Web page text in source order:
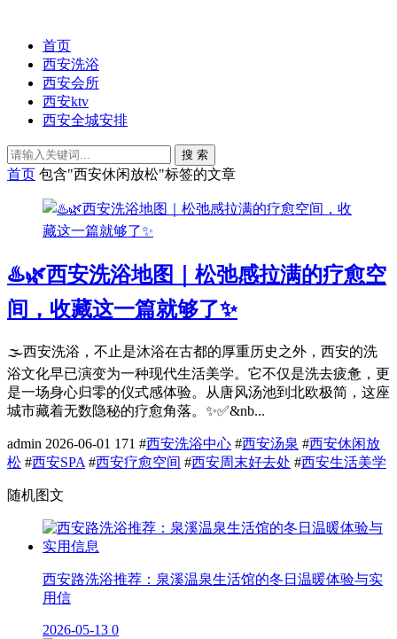
首页
西安洗浴
西安会所
西安ktv
西安全城安排
搜 索
首页 包含"西安休闲放松"标签的文章
♨️🌿西安洗浴地图｜松弛感拉满的疗愈空
间，收藏这一篇就够了✨
🌫️西安洗浴，不止是沐浴在古都的厚重历史之外，西安的洗
浴文化早已演变为一种现代生活美学。它不仅是洗去疲惫，更
是一场身心归零的仪式感体验。从唐风汤池到北欧极简，这座
城市藏着无数隐秘的疗愈角落。✨✅&nb...
admin 2026-06-01 171 #西安洗浴中心 #西安汤泉 #西安休闲放
松 #西安SPA #西安疗愈空间 #西安周末好去处 #西安生活美学
随机图文
西安路洗浴推荐：泉溪温泉生活馆的冬日温暖体验与实
用信
2026-05-13 0